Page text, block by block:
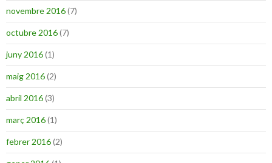
novembre 2016(7)
octubre 2016(7)
juny 2016(1)
maig 2016(2)
abril 2016(3)
març 2016(1)
febrer 2016(2)